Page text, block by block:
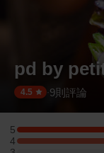
pd by
4.5 ·9則評論
5
5 星：3 則評論
4
4 星：3 則評論